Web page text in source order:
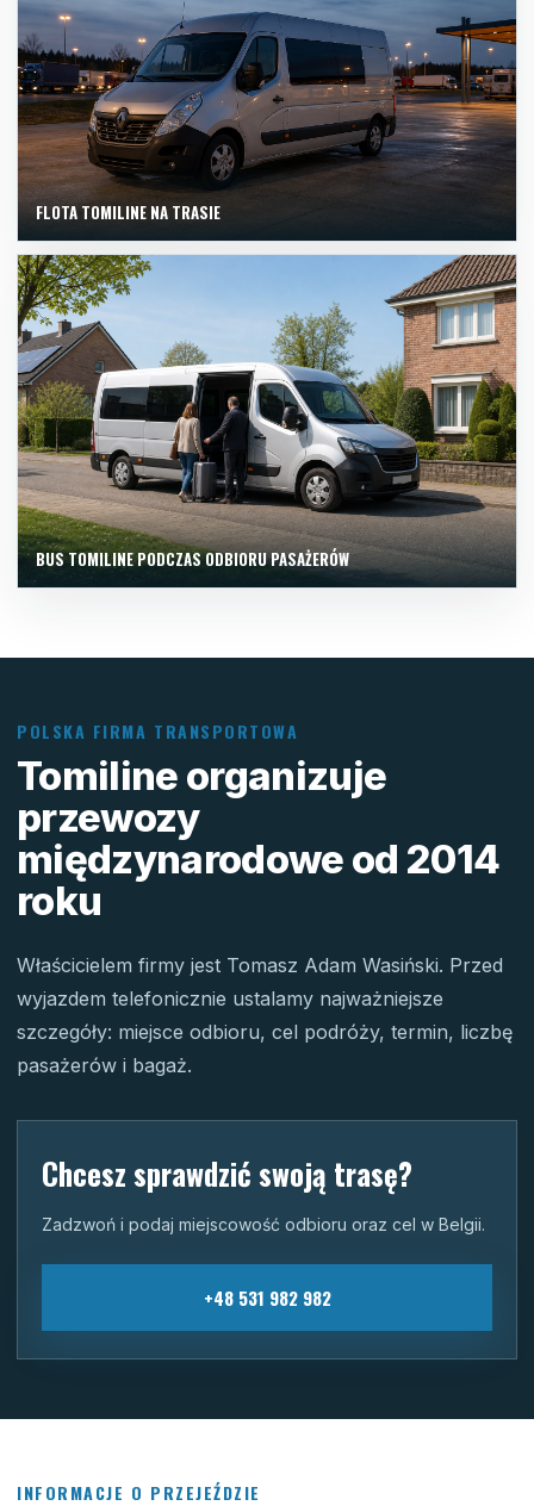
FLOTA TOMILINE NA TRASIE
BUS TOMILINE PODCZAS ODBIORU PASAŻERÓW
POLSKA FIRMA TRANSPORTOWA
Tomiline organizuje
przewozy
międzynarodowe od 2014
roku
Właścicielem firmy jest Tomasz Adam Wasiński. Przed
wyjazdem telefonicznie ustalamy najważniejsze
szczegóły: miejsce odbioru, cel podróży, termin, liczbę
pasażerów i bagaż.
Chcesz sprawdzić swoją trasę?
Zadzwoń i podaj miejscowość odbioru oraz cel w Belgii.
+48 531 982 982
INFORMACJE O PRZEJEŹDZIE